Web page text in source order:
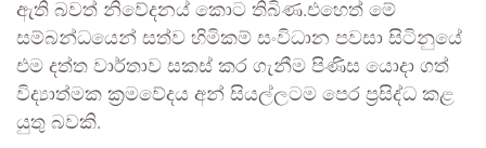
ඇති බවත් නිවේදනය් කොට තිබිණ.එහෙත් මේ
සම්බන්ධයෙන් සත්ව හිමිකම් සංවිධාන පවසා සිටිනුයේ
එම දත්ත වාර්තාව සකස් කර ගැනීම පිණිස යොදා ගත්
විද්‍යාත්මක ක්‍රමවේදය අන් සියල්ලටම පෙර ප්‍රසිද්ධ කළ
යුතු බවකි.